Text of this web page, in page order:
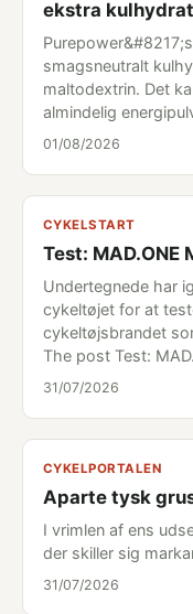
ekstra
smagsneutralt
maltodextrin. Det
almindelig
01/08/2026
CYKELSTART
Test: MAD.ONE
Undertegnede har
cykeltøjet for at
cykeltøjsbrandet
The post Test:
31/07/2026
CYKELPORTALEN
Aparte tysk
I vrimlen af ens
der skiller sig
31/07/2026